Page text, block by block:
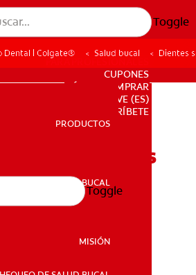
Toggle
PRODUCTOS
SALUD BUCAL
PARA PROFESIONALES
CUPONES
DÓNDE COMPRAR
VE (ES)
SUSCRÍBETE
PRODUCTOS
SALUD BUCAL
MISIÓN
Toggle
Dental | Colgate® Salud bucal Dientes
después
en